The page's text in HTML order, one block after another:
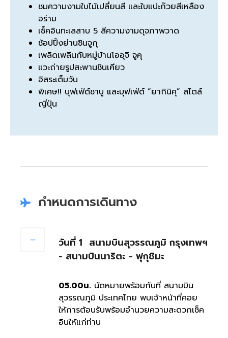
ชมความงามใบไม้เปลี่ยนสี และใบแปะก๊วยสีเหลือง
อร่าม
เช็คอินทะเลสาบ 5 สีความงามดุจภาพวาด
ช้อปปิ้งย่านชินจูกุ
เพลิดเพลินกับหมู่บ้านโออุจิ จูคุ
แวะถ่ายรูปสะพานชินเคียว
อิสระเต็มวัน
พิเศษ!! บุฟเฟ่ต์ชาบู และบุฟเฟ่ต์ “ยากินิคุ” สไตล์
ญี่ปุ่น
กำหนดการเดินทาง
วันที่ 1 สนามบินสุวรรณภูมิ กรุงเทพฯ
- สนามบินนาริตะ - ฟุกุชิมะ
05.00น. นัดหมายพร้อมกันที่ สนามบิน
สุวรรณภูมิ ประเทศไทย พบเจ้าหน้าที่คอย
ให้การต้อนรับพร้อมอำนวยความสะดวกเช็ค
อินให้แก่ท่าน